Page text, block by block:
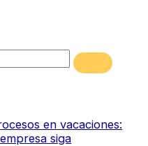
en vacaciones:
siga